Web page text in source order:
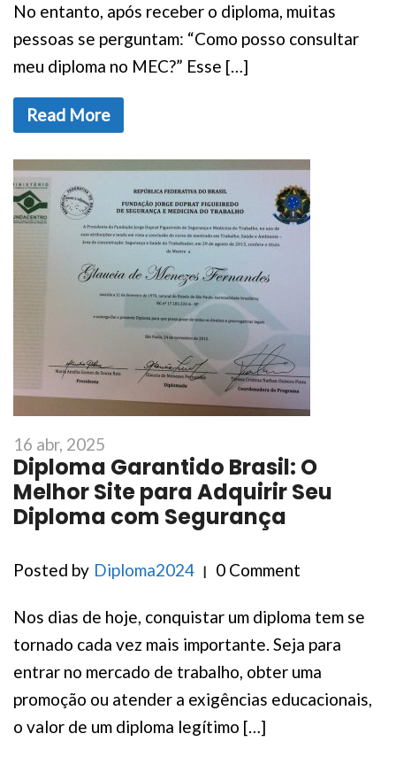
No entanto, após receber o diploma, muitas
pessoas se perguntam: “Como posso consultar
meu diploma no MEC?” Esse […]
Read More
16 abr, 2025
Diploma Garantido Brasil: O
Melhor Site para Adquirir Seu
Diploma com Segurança
Posted by Diploma2024 0 Comment
Nos dias de hoje, conquistar um diploma tem se
tornado cada vez mais importante. Seja para
entrar no mercado de trabalho, obter uma
promoção ou atender a exigências educacionais,
o valor de um diploma legítimo […]